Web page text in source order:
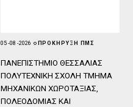
05 - 08 - 2026 ΠΡΟΚΗΡΥΞΗ ΠΜΣ
ΠΑΝΕΠΙΣΤΗΜΙΟ ΘΕΣΣΑΛΙΑΣ
ΠΟΛΥΤΕΧΝΙΚΗ ΣΧΟΛΗ ΤΜΗΜΑ
ΜΗΧΑΝΙΚΩΝ ΧΩΡΟΤΑΞΙΑΣ,
ΠΟΛΕΟΔΟΜΙΑΣ ΚΑΙ